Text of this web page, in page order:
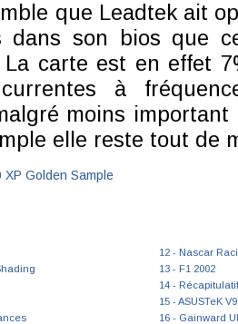
que Leadtek ait
dans son bios que
carte est en effet
à
moins
elle reste tout de
Golden Sample
12 - Nascar
13 - F1 2002
14 -
15 - ASUSTeK
16 - Gainward